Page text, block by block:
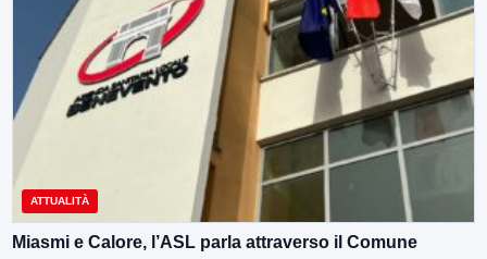
ATTUALITÀ
Miasmi e Calore, l’ASL parla attraverso il Comune